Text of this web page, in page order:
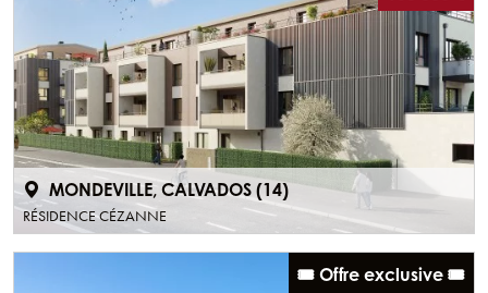
MONDEVILLE, CALVADOS (14)
RÉSIDENCE CÉZANNE
🎟️ Offre exclusive 🎟️